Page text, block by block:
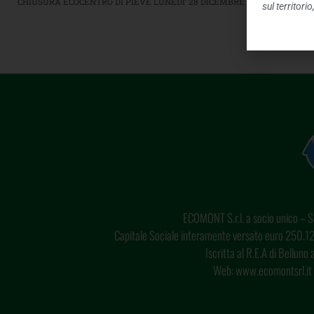
ECOMONT S.r.l. a socio unico
Capitale Sociale interamente versato euro
Iscritta al R.E.A di
Web:
sul